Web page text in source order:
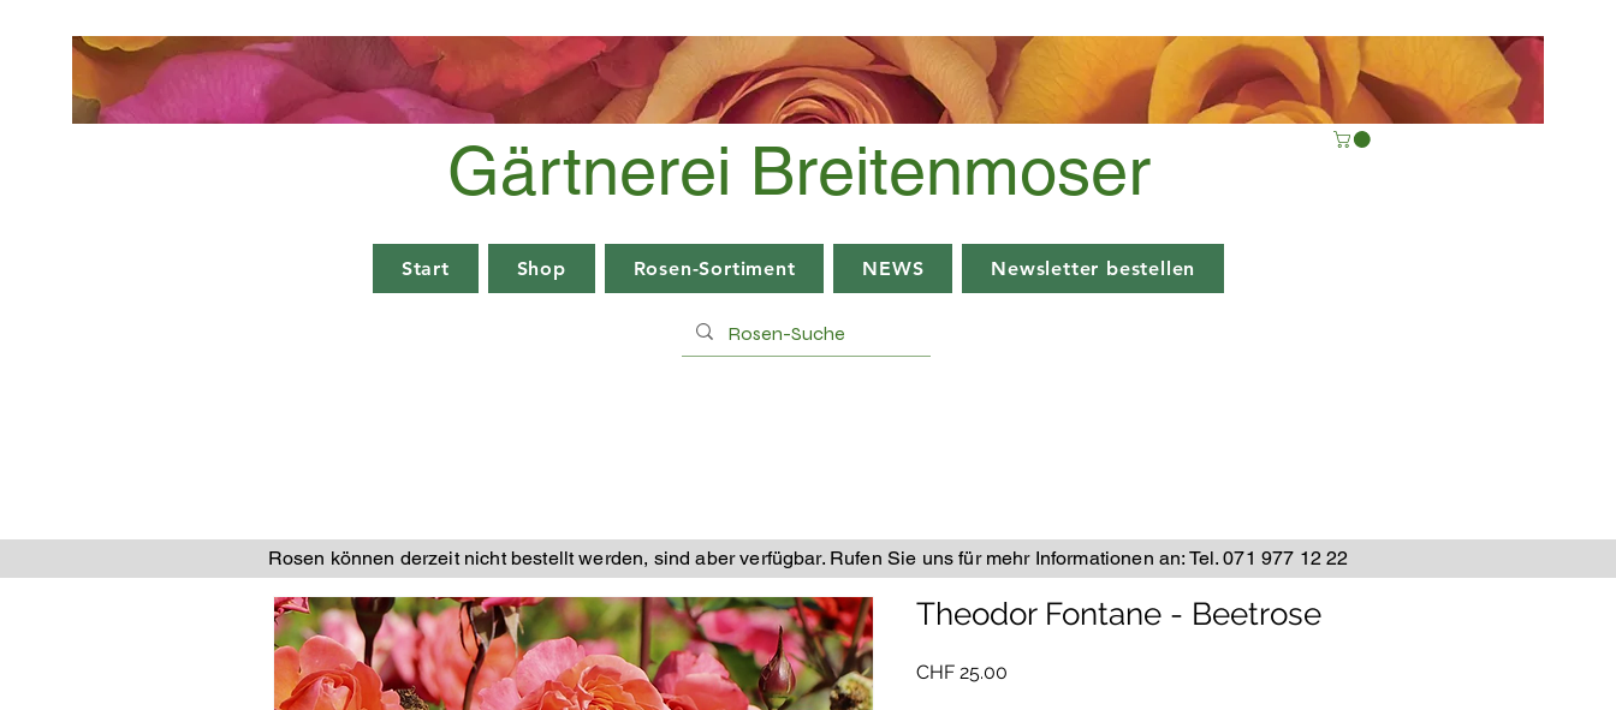
Gärtnerei Breitenmoser
Start Shop Rosen-Sortiment NEWS Newsletter bestellen
Theodor Fontane - Beetrose
CHF 25.00
Rosen können derzeit nicht bestellt werden, sind aber verfügbar. Rufen Sie uns für mehr Informationen an: Tel. 071 977 12 22